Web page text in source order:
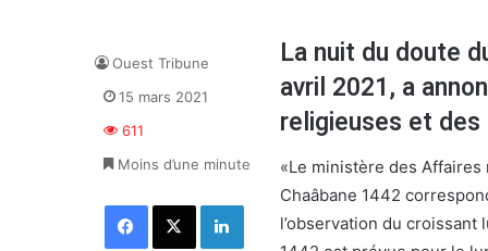
La nuit du doute
avril 2021, a
religieuses et des
«Le ministère des
Chaâbane 1442
l’observation du croissant
Ouest Tribune
15 mars 2021
611
Moins d’une minute
Facebook X Linkedin